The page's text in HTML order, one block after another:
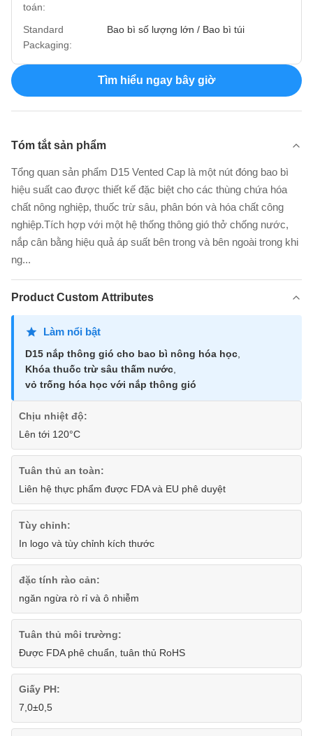
toán:
Standard
Packaging:
Bao bì số lượng lớn / Bao bì túi
Tìm hiểu ngay bây giờ
Tóm tắt sản phẩm
Tổng quan sản phẩm D15 Vented Cap là một nút đóng bao bì
hiệu suất cao được thiết kế đặc biệt cho các thùng chứa hóa
chất nông nghiệp, thuốc trừ sâu, phân bón và hóa chất công
nghiệp.Tích hợp với một hệ thống thông gió thở chống nước,
nắp cân bằng hiệu quả áp suất bên trong và bên ngoài trong khi
ng...
Product Custom Attributes
Làm nổi bật
D15 nắp thông gió cho bao bì nông hóa học
Khóa thuốc trừ sâu thấm nước
vỏ trống hóa học với nắp thông gió
Chịu nhiệt độ:
Lên tới 120°C
Tuân thủ an toàn:
Liên hệ thực phẩm được FDA và EU phê duyệt
Tùy chỉnh:
In logo và tùy chỉnh kích thước
đặc tính rào cản:
ngăn ngừa rò rỉ và ô nhiễm
Tuân thủ môi trường:
Được FDA phê chuẩn, tuân thủ RoHS
Giấy PH:
7,0±0,5